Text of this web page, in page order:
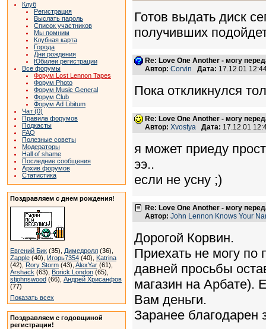
Клуб
Регистрация
Выслать пароль
Список участников
Мы помним
Клубная карта
Города
Дни рождения
Юбилеи регистрации
Все форумы
Форум Lost Lennon Tapes
Форум Photo
Форум Music General
Форум Club
Форум Ad Libitum
Чат (0)
Правила форумов
Подкасты
FAQ
Полезные советы
Модераторы
Hall of shame
Последние сообщения
Архив форумов
Статистика
Поздравляем с днем рождения!
Евгений Бик (35), Димедролл (36),
Zapple (40), Игорь7354 (40), Katrina
(42), Rory Storm (43), AlexYar (61),
Arshack (63), Borick London (65),
stjohnswood (66), Андрей Хрисанфов
(77)
Показать всех
Поздравляем с годовщиной
регистрации!
Готов выдать диск
получивших
Re: Love One Another - могу
Автор: Corvin Дата: 17.12.01
Пока откликнулся
Re: Love One Another - могу
Автор: Xvostya Дата: 17.12.01
я может приеду
ээ..
если не усну ;)
Re: Love One Another - могу
Автор: John Lennon Knows Your
Дорогой Корвин.
Приехать не могу по
давней просьбы
магазин на Арбате).
Вам деньги.
Заранее благодарен